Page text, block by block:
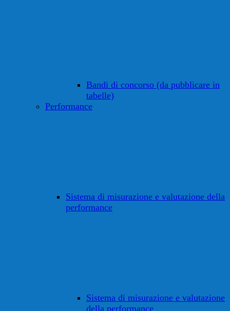
Bandi di concorso (da pubblicare in
tabelle)
Performance
Sistema di misurazione e valutazione della
performance
Sistema di misurazione e valutazione
della performance